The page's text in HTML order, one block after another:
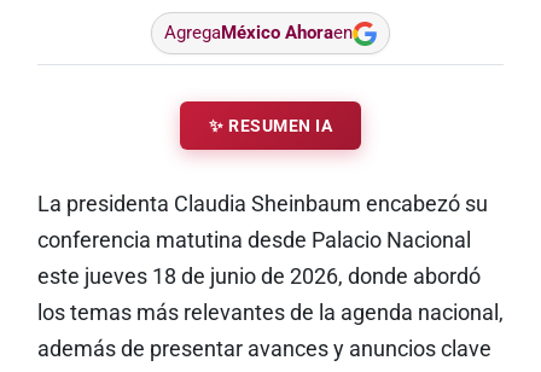
AgregaMéxico Ahoraen
✨ RESUMEN IA
La presidenta Claudia Sheinbaum encabezó su
conferencia matutina desde Palacio Nacional
este jueves 18 de junio de 2026, donde abordó
los temas más relevantes de la agenda nacional,
además de presentar avances y anuncios clave